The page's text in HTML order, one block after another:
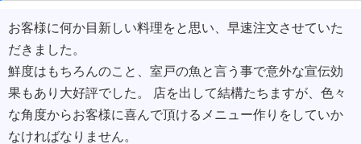
お客様に何か目新しい料理をと思い、早速注文させていた
だきました。
鮮度はもちろんのこと、室戸の魚と言う事で意外な宣伝効
果もあり大好評でした。 店を出して結構たちますが、色々
な角度からお客様に喜んで頂けるメニュー作りをしていか
なければなりません。